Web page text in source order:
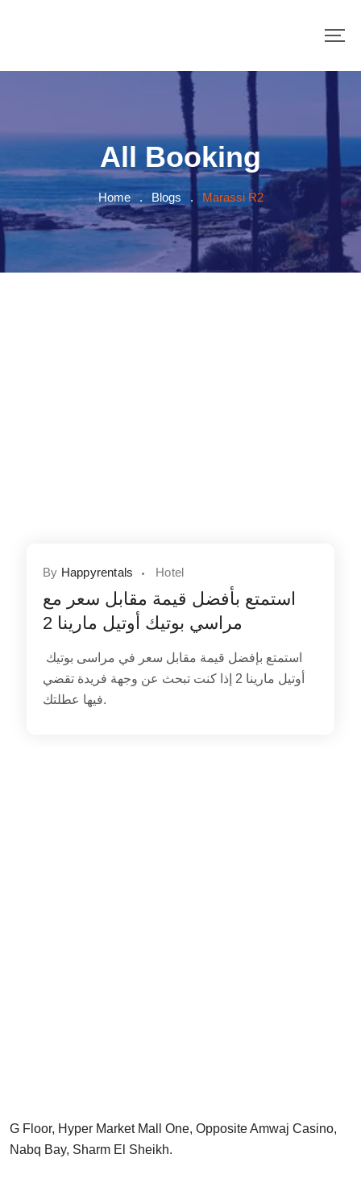
All Booking
Home . Blogs . Marassi R2
By Happyrentals Hotel
استمتع بأفضل قيمة مقابل سعر مع
مراسي بوتيك أوتيل مارينا 2
أوتيل مارينا 2 إذا كنت تبحث عن وجهة فريدة تقضي
فيها عطلتك.
G Floor, Hyper Market Mall One, Opposite Amwaj Casino,
Nabq Bay, Sharm El Sheikh.